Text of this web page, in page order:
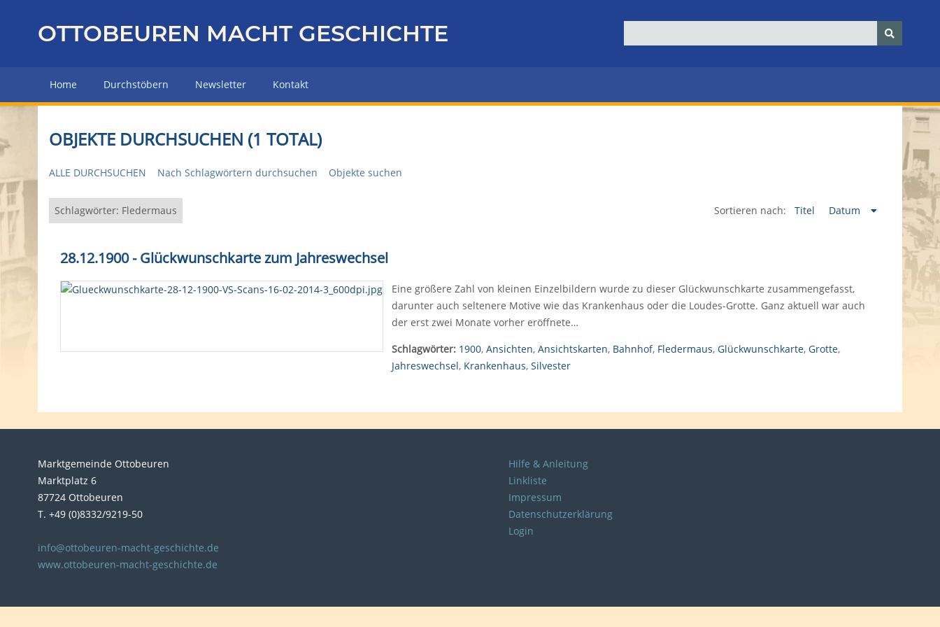
z
r
H
u
p
e
OTTOBEUREN MACHT GESCHICHTE
Home Durchstöbern Newsletter Kontakt
OBJEKTE DURCHSUCHEN (1 TOTAL)
ALLE DURCHSUCHEN Nach Schlagwörtern durchsuchen Objekte suchen
Schlagwörter: Fledermaus Sortieren nach: Titel Datum
28.12.1900 - Glückwunschkarte zum Jahreswechsel
Eine größere Zahl von kleinen Einzelbildern wurde zu dieser Glückwunschkarte zusammengefasst,
darunter auch seltenere Motive wie das Krankenhaus oder die Loudes-Grotte. Ganz aktuell war auch
der erst zwei Monate vorher eröffnete…
Schlagwörter: 1900, Ansichten, Ansichtskarten, Bahnhof, Fledermaus, Glückwunschkarte, Grotte,
Jahreswechsel, Krankenhaus, Silvester
Marktgemeinde Ottobeuren
Marktplatz 6
87724 Ottobeuren
T. +49 (0)8332/9219-50
info@ottobeuren-macht-geschichte.de
www.ottobeuren-macht-geschichte.de
Hilfe & Anleitung
Linkliste
Impressum
Datenschutzerklärung
Login